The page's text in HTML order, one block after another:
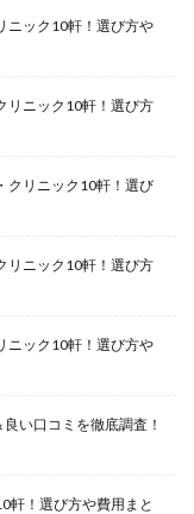
ニック10軒！選び方や
リニック10軒！選び方
クリニック10軒！選び
リニック10軒！選び方
ニック10軒！選び方や
い口コミを徹底調査！
軒！選び方や費用まと